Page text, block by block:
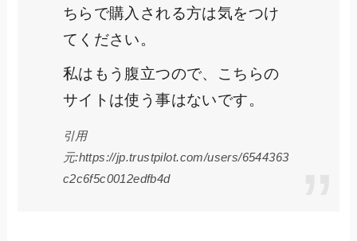
ちらで購入される方は気をつけ
てください。
私はもう腹立つので、こちらの
サイトは使う事はないです。
引用
元:https://jp.trustpilot.com/users/6544363
c2c6f5c0012edfb4d